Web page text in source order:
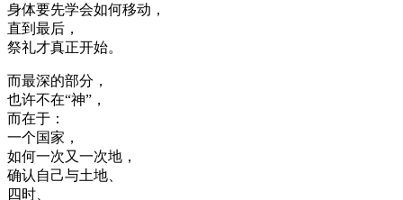
身体要先学会如何移动，
直到最后，
祭礼才真正开始。
而最深的部分，
也许不在“神”，
而在于：
一个国家，
如何一次又一次地，
确认自己与土地、
四时、